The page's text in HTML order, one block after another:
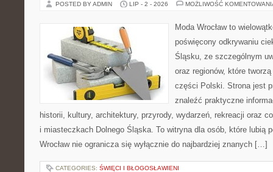
POSTED BY ADMIN LIP - 2 - 2026 MOŻLIWOŚĆ
Moda Wrocław to
poświęcony odkrywaniu
Śląsku, ze szczególnym
oraz regionów, które
części Polski. Strona jest
znaleźć praktyczne
historii, kultury, architektury, przyrody, wydarzeń, rekreacji oraz
i miasteczkach Dolnego Śląska. To witryna dla osób, które lubią
Wrocław nie ogranicza się wyłącznie do najbardziej znanych […]
CATEGORIES: ŚWIĘCI I BŁOGOSŁAWIENI